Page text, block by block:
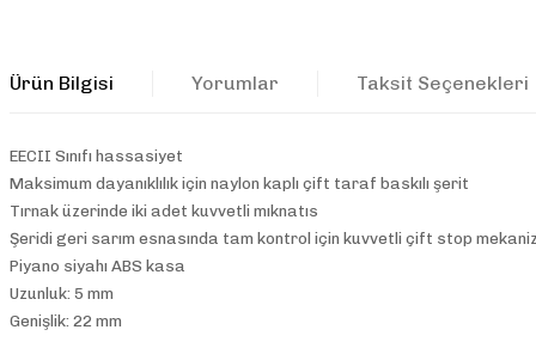
Ürün Bilgisi Yorumlar Taksit Seçenekleri
EECII Sınıfı hassasiyet
Maksimum dayanıklılık için naylon kaplı çift taraf baskılı şerit
Tırnak üzerinde iki adet kuvvetli mıknatıs
Şeridi geri sarım esnasında tam kontrol için kuvvetli çift stop
Piyano siyahı ABS kasa
Uzunluk: 5 mm
Genişlik: 22 mm